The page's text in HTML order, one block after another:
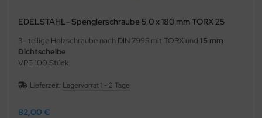
EDELSTAHL- Spenglerschraube 5,0 x 180 mm TORX 25
3- teilige Holzschraube nach DIN 7995 mit TORX und 15 mm
Dichtscheibe
VPE 100 Stück
Lieferzeit: Lagervorrat 1 - 2 Tage
82,00 €